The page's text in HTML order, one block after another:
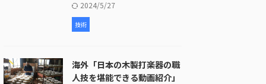
2024/5/27
技術
海外「日本の木製打楽器の職
人技を堪能できる動画紹介」